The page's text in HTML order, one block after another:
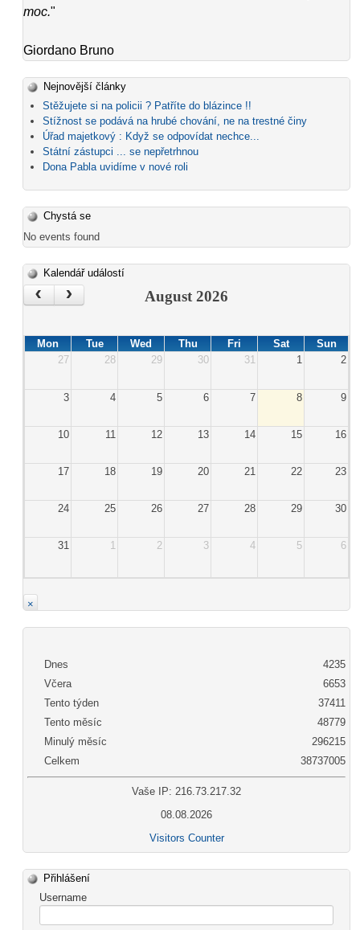
moc."
Giordano Bruno
Nejnovější články
Stěžujete si na policii ? Patříte do blázince !!
Stížnost se podává na hrubé chování, ne na trestné činy
Úřad majetkový : Když se odpovídat nechce...
Státní zástupci ... se nepřetrhnou
Dona Pabla uvidíme v nové roli
Chystá se
No events found
Kalendář událostí
‹ › August 2026
Mon Tue Wed Thu Fri Sat
Sun
27
28 29 30 31 1 2
3 4 5 6 7 8 9
10 11 12 13 14 15 16
17 18 19 20 21 22 23
24 25 26 27 28 29 30
31 1 2 3 4 5 6
×
Dnes
Včera
Tento týden
Tento měsíc
Minulý měsíc
Celkem
4235
6653
37411
48779
296215
38737005
Vaše IP: 216.73.217.32
08.08.2026
Visitors Counter
Přihlášení
Username